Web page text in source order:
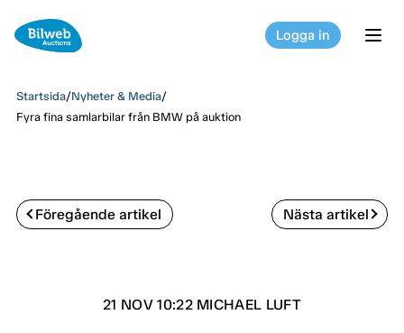
Logga in
Startsida/Nyheter & Media/
Fyra fina samlarbilar från BMW på auktion
Föregående artikel Nästa artikel
21 NOV 10:22 MICHAEL LUFT